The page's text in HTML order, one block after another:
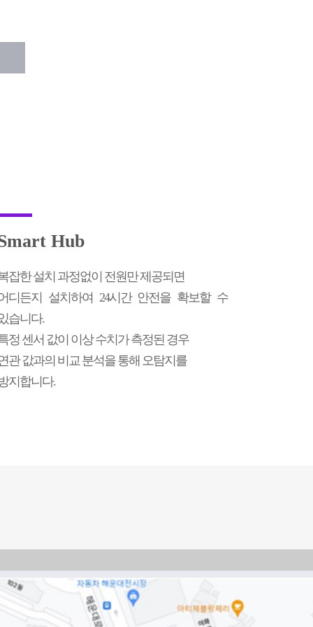
Hub
잡한 설치 과정없이 전원만 제공되면
디든지 설치하여 24시간 안전을 확보할 수
습니다.
정 센서 값이 이상 수치가 측정된 경우
관 값과의 비교 분석을 통해 오탐지를
지합니다.